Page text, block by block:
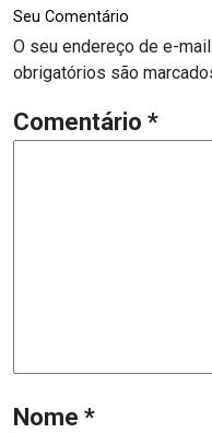
Seu Comentário
O seu endereço de e-
obrigatórios são
Comentário *
Nome *